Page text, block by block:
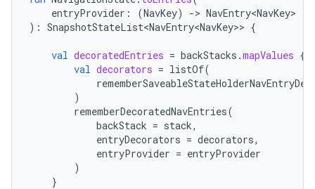
entryProvider : (NavKey) -> NavEntry<NavKey>
): SnapshotStateList<NavEntry<NavKey>> {
val decoratedEntries = backStacks .mapValues {
val decorators = listOf(
)
rememberDecoratedNavEntries(
backStack = stack,
entryDecorators = decorators,
entryProvider = entryProvider
)
}